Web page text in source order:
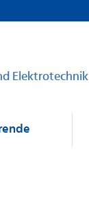
Elektrotechnik